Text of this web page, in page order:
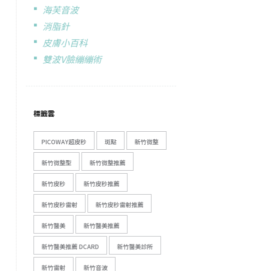
海芙音波
消脂針
皮膚小百科
雙波V臉繃繃術
標籤雲
PICOWAY超皮秒 斑點 新竹微整
新竹微整型 新竹微整推薦
新竹皮秒 新竹皮秒推薦
新竹皮秒雷射 新竹皮秒雷射推薦
新竹醫美 新竹醫美推薦
新竹醫美推薦 DCARD 新竹醫美診所
新竹雷射 新竹音波